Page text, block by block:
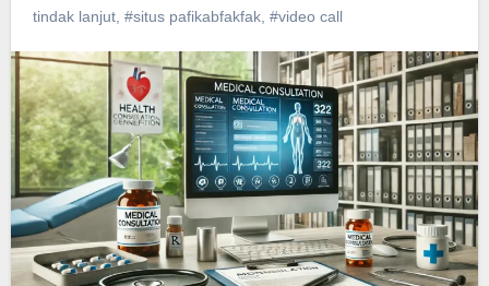
tindak lanjut, #situs pafikabfakfak, #video call